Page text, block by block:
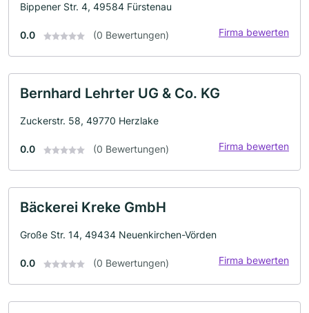
Bippener Str. 4, 49584 Fürstenau
0.0 (0 Bewertungen) Firma bewerten
Bernhard Lehrter UG & Co. KG
Zuckerstr. 58, 49770 Herzlake
0.0 (0 Bewertungen) Firma bewerten
Bäckerei Kreke GmbH
Große Str. 14, 49434 Neuenkirchen-Vörden
0.0 (0 Bewertungen) Firma bewerten